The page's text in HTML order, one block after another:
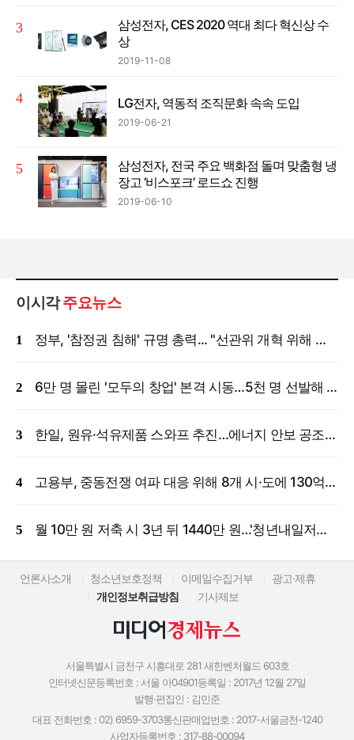
삼성전자, CES 2020 역대 최다 혁신상 수
상
2019-11-08
LG전자, 역동적 조직문화 속속 도입
2019-06-21
삼성전자, 전국 주요 백화점 돌며 맞춤형 냉
장고 ‘비스포크’ 로드쇼 진행
2019-06-10
이시각주요뉴스
정부, '참정권 침해' 규명 총력... "선관위 개혁 위해 국정조사 등 모든 조치"
6만 명 몰린 '모두의 창업' 본격 시동…5천 명 선발해 밀착 지원
한일, 원유·석유제품 스와프 추진…에너지 안보 공조 강화
고용부, 중동전쟁 여파 대응 위해 8개 시·도에 130억 원 긴급 투입
월 10만 원 저축 시 3년 뒤 1440만 원…'청년내일저축계좌' 신규 모집
언론사소개 청소년보호정책 이메일수집거부
광고·제휴
개인정보취급방침
기사제보
서울특별시 금천구 시흥대로 281 새한벤처월드 603호
인터넷신문등록번호 : 서울 아04901등록일 : 2017년 12월 27일
발행·편집인 : 김민준
대표 전화번호 : 02) 6959-3703통신판매업번호 : 2017-서울금천-1240
사업자등록번호 : 317-88-00094